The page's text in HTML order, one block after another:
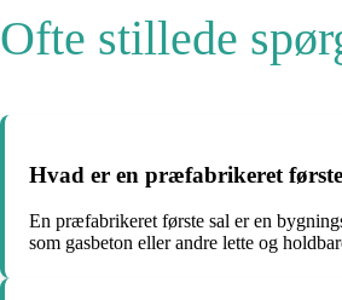
Ofte stillede
Hvad er en præfabrikeret
En præfabrikeret første sal er en
som gasbeton eller andre lette og